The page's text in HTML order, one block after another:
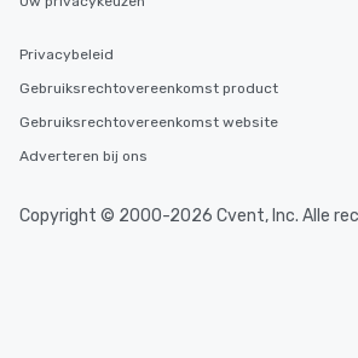
Privacybeleid
Gebruiksrechtovereenkomst product
Gebruiksrechtovereenkomst website
Adverteren bij ons
Copyright © 2000-2026 Cvent, Inc. Alle